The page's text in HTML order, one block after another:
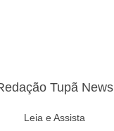
Tupã News
Leia e Assista